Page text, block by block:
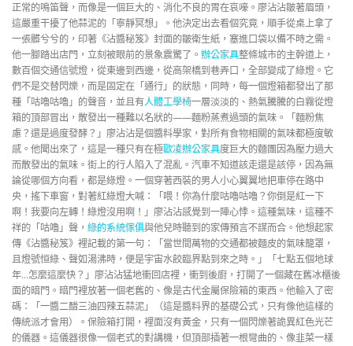
正常的鳴笛聲，而像是一個巨大的、消化不良的胃在哀嚎。廖沾沾皺著眉頭，
這嚴重干擾了他蒜泥的「寧靜冥想」。他決定出去看個究竟，順手從桌上拿了
一張髒兮兮的，印著《沾醬秘笈》封面的皺衛生紙，塞進口袋以備不時之需。
他一腳踏出店門，立刻被眼前的景象震驚了。 辦公家具整條城市的主幹道上，
數百個交通信號燈，從東邊到西邊，從高架橋到巷弄口，全部變成了綠燈。它
們不是交替閃爍，而是固定在「通行」的狀態，同時，每一個燈箱都發出了那
種「咕嚕咕嚕」的聲音，並且有人體工學椅一層淡淡的、熱氣騰騰的白霧從燈
箱的頂部冒出，散發出一種難以名狀的——麵粉蒸煮過頭的氣味。「麵粉焦
慮？還是過度發酵？」廖沾沾是個醬料學家，對所有食物相關的氣味都極度敏
感。他聞出來了，這是一種只有在極歐凌辦公家具度巨大的麵團因為壓力過大
而散發出的氣味。街上的行人陷入了混亂。汽車不知道該走還是該停，因為無
論從哪個方向看，都是綠燈。一個穿著西裝的男人小心翼翼地把車停在路中
央，搖下車窗，對著紅綠燈大喊：「喂！你為什麼咕嚕咕嚕？你倒是紅一下
啊！我要向左轉！綠燈沒用啊！」廖沾沾感覺到一陣心悸。這種氣味，這種不
祥的「咕嚕」聲， 綠的系統傢俱與他兒時聽到的家傳預言不謀而合。他想起家
傳《沾醬秘笈》裡記載的第一句：「當世間萬物的交通都被麵皮的氣味籠罩，
且燈號恒綠、聲如湯沸時，便是宇宙水餃臨界點到來之時。」「七點五個地球
年…怎麼這麼快？」廖沾沾猛地衝回店裡，衝到後廚，打開了一個藏在舊冰櫃後
面的暗門。暗門裡放著一個老舊的、像是古代金屬保險箱的東西。他輸入了密
碼：「一醬二醋三油四辣五蒜泥」（這是醬料界的基礎公式，只有像他這樣的
傳統派才會用）。保險箱打開，裡面沒有黃金，只有一個閃爍著詭異紅色光芒
的儀器。這儀器很像一個老式的對講機，但頂部插著一根彎曲的、像韭菜一樣